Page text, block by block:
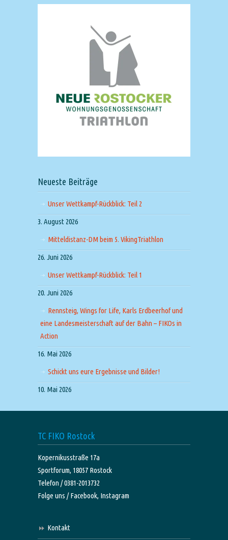
Neueste Beiträge
Unser Wettkampf-Rückblick: Teil 2
3. August 2026
Mitteldistanz-DM beim 5. VikingTriathlon
26. Juni 2026
Unser Wettkampf-Rückblick: Teil 1
20. Juni 2026
Rennsteig, Wings for Life, Karls Erdbeerhof und
eine Landesmeisterschaft auf der Bahn – FIKOs in
Action
16. Mai 2026
Schickt uns eure Ergebnisse und Bilder!
10. Mai 2026
TC FIKO Rostock
Kopernikusstraße 17a
Sportforum, 18057 Rostock
Telefon / 0381-2013732
Folge uns /Facebook, Instagram
Kontakt